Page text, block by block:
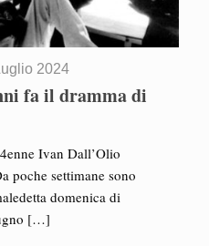
2024
fa il dramma di
Ivan Dall’Olio
poche settimane sono
domenica di
[…]